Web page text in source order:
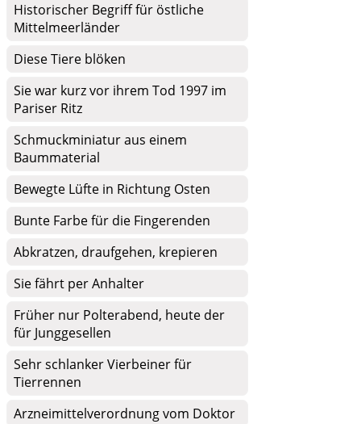
Historischer Begriff für östliche
Mittelmeerländer
Diese Tiere blöken
Sie war kurz vor ihrem Tod 1997 im
Pariser Ritz
Schmuckminiatur aus einem
Baummaterial
Bewegte Lüfte in Richtung Osten
Bunte Farbe für die Fingerenden
Abkratzen, draufgehen, krepieren
Sie fährt per Anhalter
Früher nur Polterabend, heute der
für Junggesellen
Sehr schlanker Vierbeiner für
Tierrennen
Arzneimittelverordnung vom Doktor